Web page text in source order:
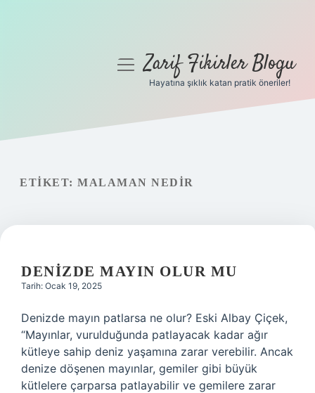
Gizlilik Politikası
menüyüZarif Fikirler Blogu
Hayatına şıklık katan pratik öneriler!
ETIKET: MALAMAN NEDIR
DENIZDE MAYIN OLUR MU
Tarih: Ocak 19, 2025
Denizde mayın patlarsa ne olur? Eski Albay Çiçek,
“Mayınlar, vurulduğunda patlayacak kadar ağır
kütleye sahip deniz yaşamına zarar verebilir. Ancak
denize döşenen mayınlar, gemiler gibi büyük
kütlelere çarparsa patlayabilir ve gemilere zarar